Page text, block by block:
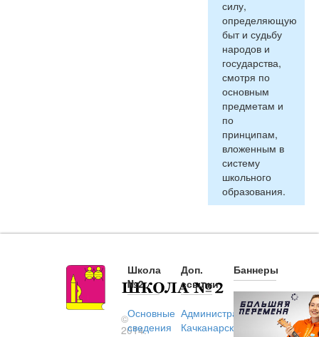
силу,
определяющую
быт и судьбу
народов и
государства,
смотря по
основным
предметам и
по
принципам,
вложенным в
систему
школьного
образования.
©
2014.
Школа
№2
Основные
сведения
Доп.
ссылки
Администрация
Качканарского
Баннеры